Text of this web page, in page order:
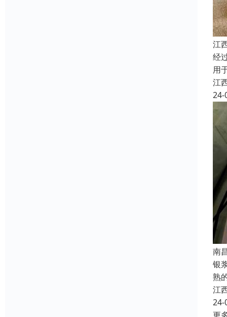
江
经
用
江
24-
南
银
熟
江
24-